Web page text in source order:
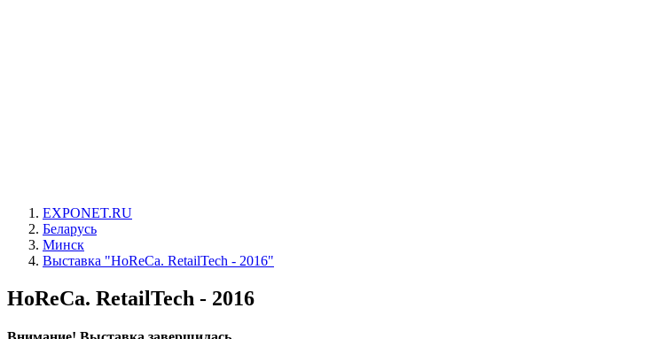
EXPONET.RU
Беларусь
Минск
Выставка "HoReCa. RetailTech - 2016"
HoReCa. RetailTech - 2016